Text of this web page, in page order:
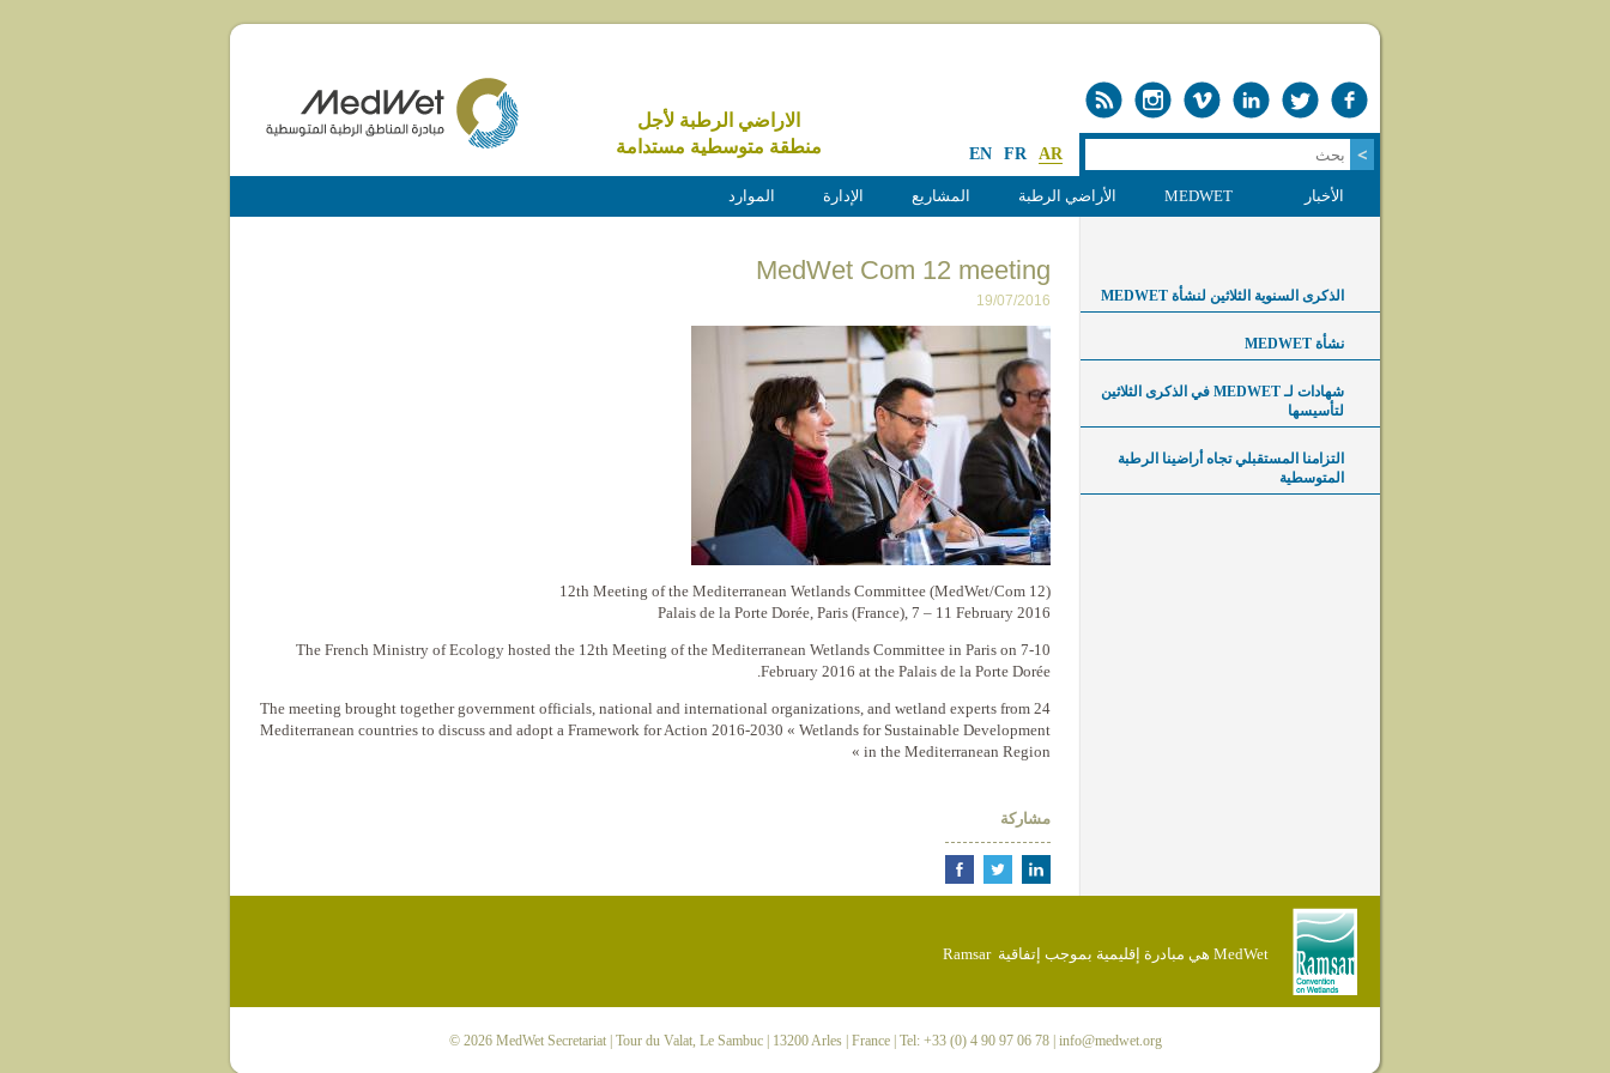
الاراضي الرطبة لأجل
منطقة متوسطية مستدامة
EN FR AR
الأخبار MEDWET الأراضي الرطبة المشاريع الإدارة الموارد
MedWet Com 12 meeting
19/07/2016
12th Meeting of the Mediterranean Wetlands Committee (MedWet/Com 12)
Palais de la Porte Dorée, Paris (France), 7 – 11 February 2016
The French Ministry of Ecology hosted the 12th Meeting of the Mediterranean Wetlands Committee in Paris on 7-10
February 2016 at the Palais de la Porte Dorée.
The meeting brought together government officials, national and international organizations, and wetland experts from 24
Mediterranean countries to discuss and adopt a Framework for Action 2016-2030 « Wetlands for Sustainable Development
in the Mediterranean Region »
مشاركة
الذكرى السنوية الثلاثين لنشأة MEDWET
نشأة MEDWET
شهادات لـ MEDWET في الذكرى الثلاثين
لتأسيسها
التزامنا المستقبلي تجاه أراضينا الرطبة
المتوسطية
MedWet هي مبادرة إقليمية بموجب إتفاقية Ramsar
© 2026 MedWet Secretariat| Tour du Valat, Le Sambuc | 13200 Arles | France | Tel: +33 (0) 4 90 97 06 78 | info@medwet.org